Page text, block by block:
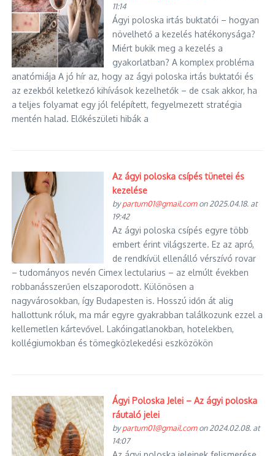
11:14
Ágyi poloska irtás buktatói – hogyan
növelhető a kezelés hatékonysága?
Miért bukik meg a kezelés a
gyakorlatban? A komplex probléma
anatómiája A jó hír az, hogy az ágyi poloska irtás buktatói és
az ezekből keletkező kihívások kezelhetők – de csak akkor, ha
a teljes folyamat egy jól felépített, fegyelmezett stratégia
mentén halad. Előkészületi hibák a
Az ágyi poloska csípés tünetei és
kezelése
bypartum01@gmail.comon 2025.04.18. at
19:42
Az ágyi poloska csípés egyre több
embert érint világszerte. Ez az apró,
de rendkívül ellenálló vérszívó rovar
– tudományos nevén Cimex lectularius – az elmúlt években
robbanásszerűen elszaporodott. Különösen a
nagyvárosokban, így Budapesten is. Hosszú időn át alig
hallottunk róluk, ma már egyre gyakrabban találkozunk ezzel a
kellemetlen kártevővel. Lakóingatlanokban, hotelekben,
kollégiumokban és tömegközlekedési eszközökön
Ágyi Poloska Jelei – Az ágyi poloska
ráutaló jelei
bypartum01@gmail.comon 2024.02.08. at
14:07